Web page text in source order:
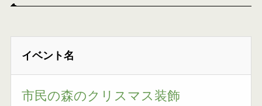
イベント名
市民の森のクリスマス装飾